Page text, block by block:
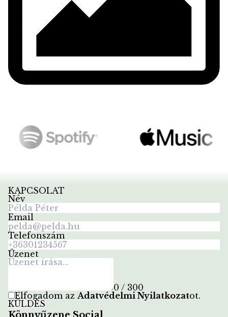
KAPCSOLAT
Név
Email
Telefonszám
Üzenet
0 / 300
Elfogadom az Adatvédelmi Nyilatkozatot.
KÜLDÉS